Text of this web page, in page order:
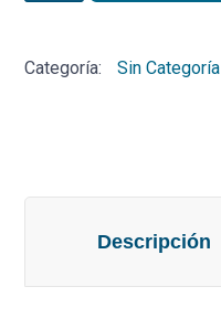
Manual
cantidad
Categoría: Sin Categoría
Descripción